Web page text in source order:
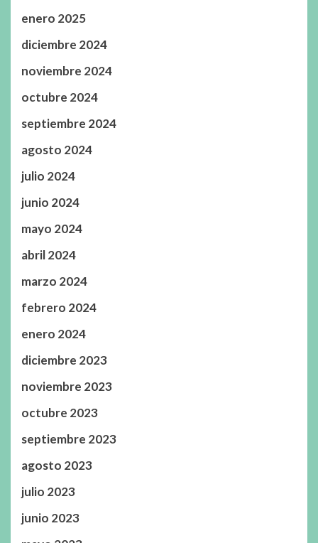
enero 2025
diciembre 2024
noviembre 2024
octubre 2024
septiembre 2024
agosto 2024
julio 2024
junio 2024
mayo 2024
abril 2024
marzo 2024
febrero 2024
enero 2024
diciembre 2023
noviembre 2023
octubre 2023
septiembre 2023
agosto 2023
julio 2023
junio 2023